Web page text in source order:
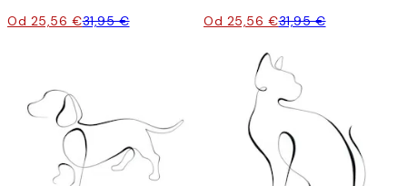
Od 25,56 €31,95 € Od 25,56 €31,95 €